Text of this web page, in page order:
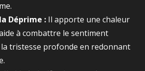
Déprime : Il apporte une chaleur
à combattre le sentiment
tristesse profonde en redonnant